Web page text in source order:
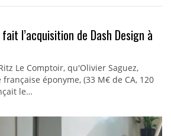
l’acquisition de Dash Design à
Le Comptoir, qu'Olivier Saguez,
éponyme, (33 M€ de CA, 120
le…